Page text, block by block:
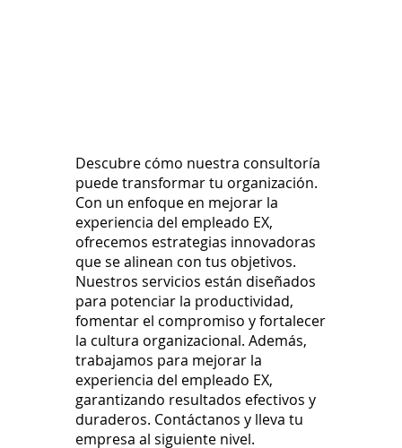
Descubre cómo nuestra consultoría
puede transformar tu organización.
Con un enfoque en mejorar la
experiencia del empleado EX,
ofrecemos estrategias innovadoras
que se alinean con tus objetivos.
Nuestros servicios están diseñados
para potenciar la productividad,
fomentar el compromiso y fortalecer
la cultura organizacional. Además,
trabajamos para mejorar la
experiencia del empleado EX,
garantizando resultados efectivos y
duraderos. Contáctanos y lleva tu
empresa al siguiente nivel.